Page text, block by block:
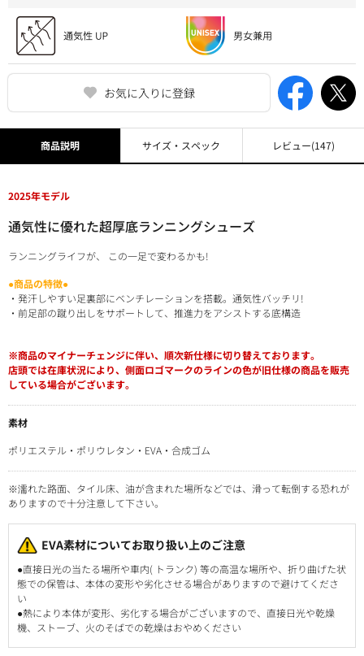
お気に入りに登録
商品説明
2025年モデル
通気性に優れた超厚底ランニングシューズ
ランニングライフが、 この一足で変わるかも!
●商品の特徴●
・発汗しやすい足裏部にベンチレーションを搭載。通気性バッチリ!
・前足部の蹴り出しをサポートして、推進力をアシストする底構造
※商品のマイナーチェンジに伴い、順次新仕様に切り替えております。
店頭では在庫状況により、側面ロゴマークのラインの色が旧仕様の商品を販売
している場合がございます。
素材
ポリエステル・ポリウレタン・EVA・合成ゴム
※濡れた路面、タイル床、油が含まれた場所などでは、滑って転倒する恐れが
ありますので十分注意して下さい。
EVA素材についてお取り扱い上のご注意
●直接日光の当たる場所や車内( トランク) 等の高温な場所や、折り曲げた状
態での保管は、本体の変形や劣化させる場合がありますので避けてくださ
い
●熱により本体が変形、劣化する場合がございますので、直接日光や乾燥
機、ストーブ、火のそばでの乾燥はおやめください
サイズ・スペック レビュー(147)